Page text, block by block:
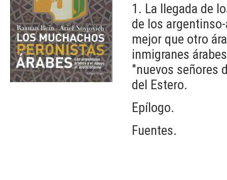
1. La llegada de
de los
mejor que otro
inmigranes
"nuevos señores
del Estero.
Epílogo.
Fuentes.